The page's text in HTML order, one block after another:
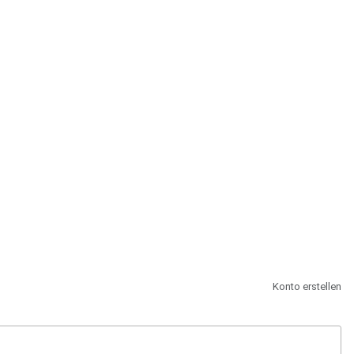
Konto erstellen